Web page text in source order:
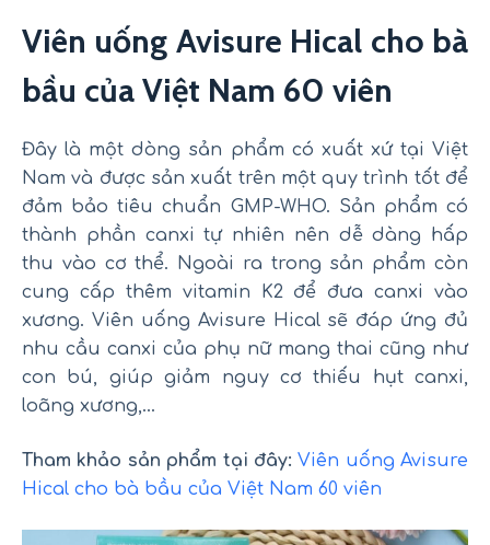
Viên uống Avisure Hical cho bà
bầu của Việt Nam 60 viên
Đây là một dòng sản phẩm có xuất xứ tại Việt
Nam và được sản xuất trên một quy trình tốt để
đảm bảo tiêu chuẩn GMP-WHO. Sản phẩm có
thành phần canxi tự nhiên nên dễ dàng hấp
thu vào cơ thể. Ngoài ra trong sản phẩm còn
cung cấp thêm vitamin K2 để đưa canxi vào
xương. Viên uống Avisure Hical sẽ đáp ứng đủ
nhu cầu canxi của phụ nữ mang thai cũng như
con bú, giúp giảm nguy cơ thiếu hụt canxi,
loãng xương,…
Tham khảo sản phẩm tại đây: Viên uống Avisure
Hical cho bà bầu của Việt Nam 60 viên